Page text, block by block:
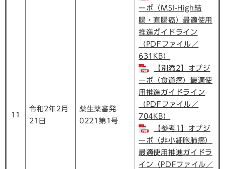
11
令和2年2月
21日
薬生薬審発
0221第1号
ーボ（MSI-High結
腸・直腸癌）最適使用
推進ガイドライン
（PDFファイル／
631KB）
【別添2】オプジ
ーボ（食道癌）最適使
用推進ガイドライン
（PDFファイル／
704KB）
【参考1】オプジ
ーボ（非小細胞肺癌）
最適使用推進ガイドラ
イン（PDFファイル／